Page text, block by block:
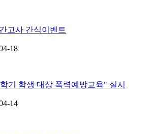
고사 간식이벤트
18
기 학생 대상 폭력예방교육" 실시
14